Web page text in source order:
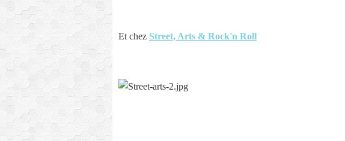
Et chez Street, Arts & Rock'n Roll